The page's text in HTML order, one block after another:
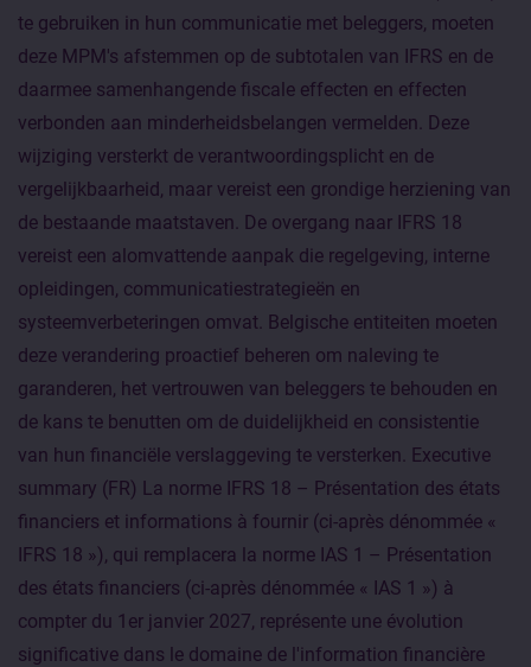
te gebruiken in hun communicatie met beleggers, moeten
deze MPM's afstemmen op de subtotalen van IFRS en de
daarmee samenhangende fiscale effecten en effecten
verbonden aan minderheidsbelangen vermelden. Deze
wijziging versterkt de verantwoordingsplicht en de
vergelijkbaarheid, maar vereist een grondige herziening van
de bestaande maatstaven. De overgang naar IFRS 18
vereist een alomvattende aanpak die regelgeving, interne
opleidingen, communicatiestrategieën en
systeemverbeteringen omvat. Belgische entiteiten moeten
deze verandering proactief beheren om naleving te
garanderen, het vertrouwen van beleggers te behouden en
de kans te benutten om de duidelijkheid en consistentie
van hun financiële verslaggeving te versterken. Executive
summary (FR) La norme IFRS 18 – Présentation des états
financiers et informations à fournir (ci-après dénommée «
IFRS 18 »), qui remplacera la norme IAS 1 – Présentation
des états financiers (ci-après dénommée « IAS 1 ») à
compter du 1er janvier 2027, représente une évolution
significative dans le domaine de l'information financière